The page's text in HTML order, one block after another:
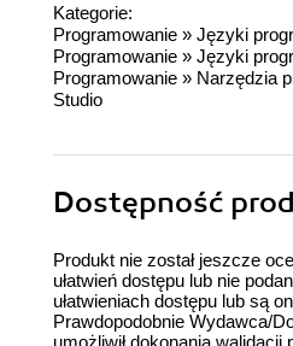
Kategorie:
Programowanie » Języki
Programowanie » Języki
Programowanie » Narzędzia
Studio
Dostępność
Produkt nie został jeszcze
ułatwień dostępu lub nie
ułatwieniach dostępu lub są
Prawdopodobnie Wydawca/
umożliwił dokonania walidacji